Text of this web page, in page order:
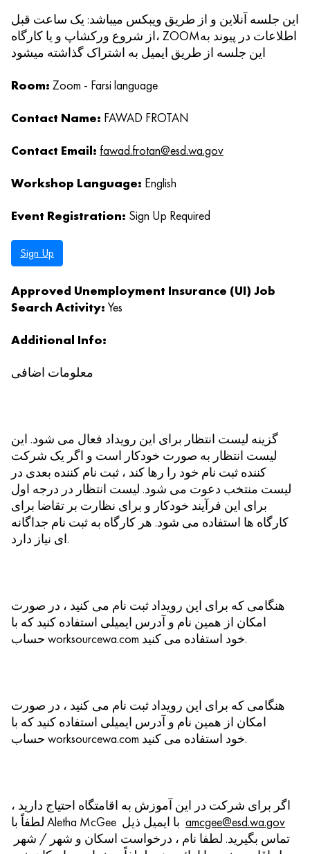
این جلسه آنلاین و از طریق ویبکس میباشد: یک ساعت قبل
از شروع ورکشاپ و یا کارگاه، ZOOMاطلاعات در پیوند به
این جلسه از طریق ایمیل به اشتراک گذاشته میشود
Room: Zoom - Farsi language
Contact Name: FAWAD FROTAN
Contact Email: fawad.frotan@esd.wa.gov
Workshop Language: English
Event Registration: Sign Up Required
Sign Up
Approved Unemployment Insurance (UI) Job
Search Activity: Yes
Additional Info:
معلومات اضافی
گزینه لیست انتظار برای این رویداد فعال می شود. این
لیست انتظار به صورت خودکار است و اگر یک شرکت
کننده ثبت نام خود را رها کند ، ثبت نام کننده بعدی در
لیست منتخب دعوت می شود. لیست انتظار در درجه اول
برای این فرآیند خودکار و برای نظارت بر تقاضا برای
کارگاه ها استفاده می شود. هر کارگاه به ثبت نام جداگانه
ای نیاز دارد.
هنگامی که برای این رویداد ثبت نام می کنید ، در صورت
امکان از همین نام و آدرس ایمیلی استفاده کنید که با
حساب worksourcewa.com خود استفاده می کنید.
هنگامی که برای این رویداد ثبت نام می کنید ، در صورت
امکان از همین نام و آدرس ایمیلی استفاده کنید که با
حساب worksourcewa.com خود استفاده می کنید.
اگر برای شرکت در این آموزش به اقامتگاه احتیاج دارید ،
amcgee@esd.wa.gov